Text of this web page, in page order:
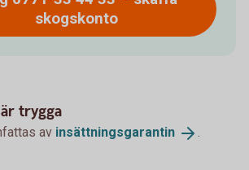
skogskonto
trygga
av insättningsgarantin .